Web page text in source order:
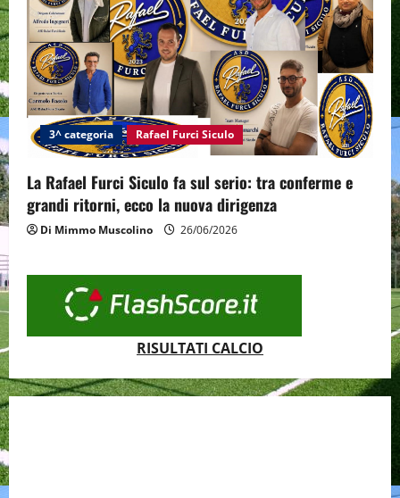
3^ categoria Rafael Furci Siculo
La Rafael Furci Siculo fa sul serio: tra conferme e
grandi ritorni, ecco la nuova dirigenza
Di Mimmo Muscolino 26/06/2026
RISULTATI CALCIO